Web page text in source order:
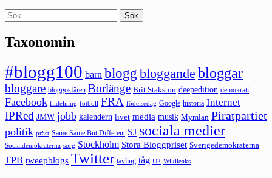
Sök
efter:
Taxonomin
#blogg100 barn blogg bloggande bloggar
bloggare bloggosfären Borlänge Brit Stakston deepedition demokrati
Facebook fildelning fotboll FRA födelsedag Google historia Internet
IPRed JMW jobb kalendern livet media musik Mymlan Piratpartiet
politik präst Same Same But Different SJ sociala medier
Socialdemokraterna sorg Stockholm Stora Bloggpriset Sverigedemokraterna
TPB tweepblogs Twitter tävling tåg U2 Wikileaks